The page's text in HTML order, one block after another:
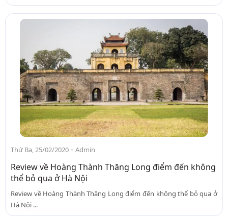
Thứ Ba, 25/02/2020 - Admin
Review về Hoàng Thành Thăng Long điểm đến không
thể bỏ qua ở Hà Nội
Review về Hoàng Thành Thăng Long điểm đến không thể bỏ qua ở
Hà Nội ...